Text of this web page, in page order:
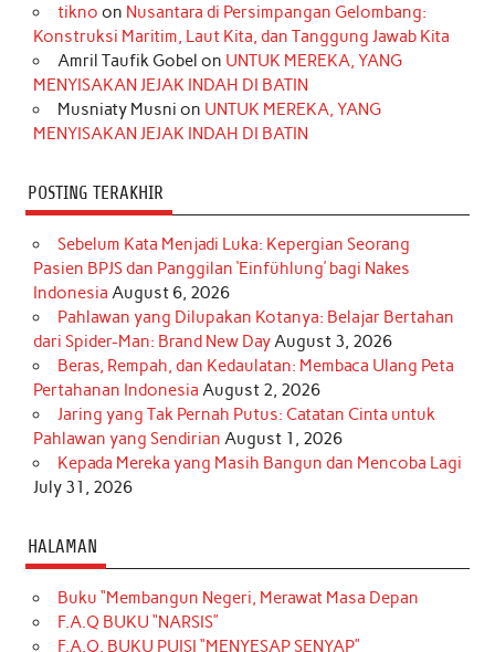
o
k
r
a
m
e
s
t
I
n
r
e
tikno on Nusantara di Persimpangan Gelombang:
Konstruksi Maritim, Laut Kita, dan Tanggung Jawab Kita
Amril Taufik Gobel on UNTUK MEREKA, YANG
MENYISAKAN JEJAK INDAH DI BATIN
Musniaty Musni on UNTUK MEREKA, YANG
MENYISAKAN JEJAK INDAH DI BATIN
POSTING TERAKHIR
Sebelum Kata Menjadi Luka: Kepergian Seorang
Pasien BPJS dan Panggilan ‘Einfühlung’ bagi Nakes
Indonesia August 6, 2026
Pahlawan yang Dilupakan Kotanya: Belajar Bertahan
dari Spider-Man: Brand New DayAugust 3, 2026
Beras, Rempah, dan Kedaulatan: Membaca Ulang Peta
Pertahanan Indonesia August 2, 2026
Jaring yang Tak Pernah Putus: Catatan Cinta untuk
Pahlawan yang Sendirian August 1, 2026
Kepada Mereka yang Masih Bangun dan Mencoba Lagi
July 31, 2026
HALAMAN
Buku “Membangun Negeri, Merawat Masa Depan
F.A.Q BUKU “NARSIS”
F.A.Q. BUKU PUISI “MENYESAP SENYAP”